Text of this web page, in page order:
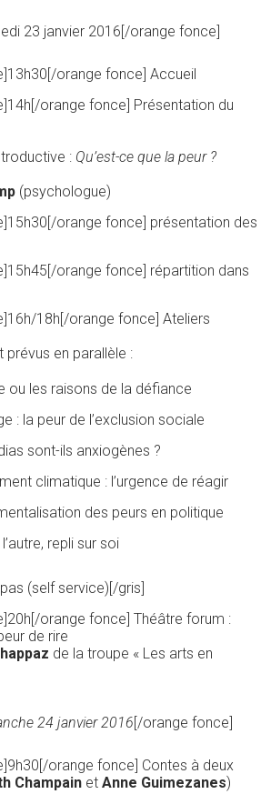
23 janvier 2016[/orange fonce]
orange fonce] Accueil
orange fonce] Présentation du
: Qu’est-ce que la peur ?
(psychologue)
orange fonce] présentation des
orange fonce] répartition dans
18h[/orange fonce] Ateliers
prévus en parallèle :
ou les raisons de la défiance
: la peur de l’exclusion sociale
sont-ils anxiogènes ?
climatique : l’urgence de réagir
des peurs en politique
repli sur soi
(self service)[/gris]
orange fonce] Théâtre forum :
de rire
de la troupe « Les arts en
24 janvier 2016[/orange fonce]
orange fonce] Contes à deux
Champain et Anne Guimezanes)